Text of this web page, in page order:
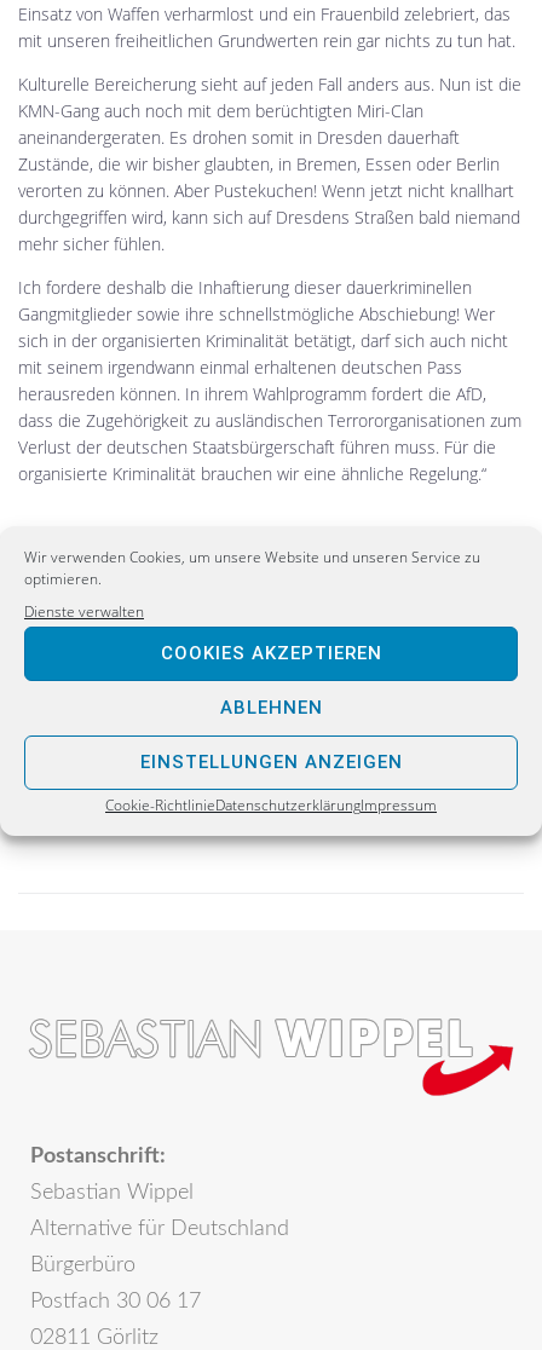
Wir verwenden Cookies, um unsere Website und unseren Service zu
optimieren.
Dienste verwalten
COOKIES AKZEPTIEREN
ABLEHNEN
EINSTELLUNGEN ANZEIGEN
Cookie-RichtlinieDatenschutzerklärungImpressum
Einsatz von Waffen verharmlost und ein Frauenbild zelebriert, das
mit unseren freiheitlichen Grundwerten rein gar nichts zu tun hat.
Kulturelle Bereicherung sieht auf jeden Fall anders aus. Nun ist die
KMN-Gang auch noch mit dem berüchtigten Miri-Clan
aneinandergeraten. Es drohen somit in Dresden dauerhaft
Zustände, die wir bisher glaubten, in Bremen, Essen oder Berlin
verorten zu können. Aber Pustekuchen! Wenn jetzt nicht knallhart
durchgegriffen wird, kann sich auf Dresdens Straßen bald niemand
mehr sicher fühlen.
Ich fordere deshalb die Inhaftierung dieser dauerkriminellen
Gangmitglieder sowie ihre schnellstmögliche Abschiebung! Wer
sich in der organisierten Kriminalität betätigt, darf sich auch nicht
mit seinem irgendwann einmal erhaltenen deutschen Pass
herausreden können. In ihrem Wahlprogramm fordert die AfD,
dass die Zugehörigkeit zu ausländischen Terrororganisationen zum
Verlust der deutschen Staatsbürgerschaft führen muss. Für die
organisierte Kriminalität brauchen wir eine ähnliche Regelung.“
PREVIOUS
Infostand und Bürgergespräch mit Sebastian
Wippel am 01.08.2017 in Reichenbach
Erneuter Angriff auf AfD-Bürgerbüro Görlitz /
Postanschrift:
Sebastian Wippel
Alternative für Deutschland
Bürgerbüro
Postfach 30 06 17
02811 Görlitz